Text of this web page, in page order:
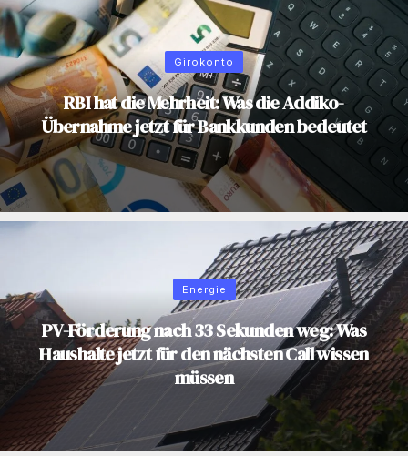
Girokonto
RBI hat die Mehrheit: Was die Addiko-
Übernahme jetzt für Bankkunden bedeutet
Energie
PV-Förderung nach 33 Sekunden weg: Was
Haushalte jetzt für den nächsten Call wissen
müssen